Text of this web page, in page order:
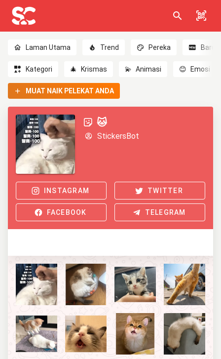
Laman Utama Trend Pereka Baru
Kategori 🎄 Krismas 💫 Animasi 😊 Emosi
MUAT NAIK PELEKAT ANDA
🐱
StickersBot
INSTAGRAM TWITTER
FACEBOOK TELEGRAM